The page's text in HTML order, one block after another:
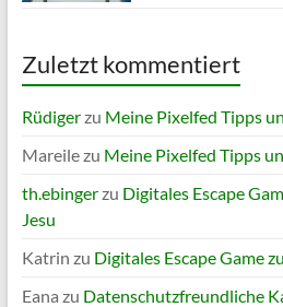
Zuletzt kommentiert
Rüdigerzu Meine Pixelfed Tipps
Mareilezu Meine Pixelfed Tipps
th.ebingerzu Digitales Escape
Jesu
Katrin zu Digitales Escape Game
Eana zu Datenschutzfreundliche